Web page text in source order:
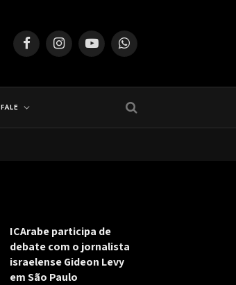
FacebookInstagramYouTubeWhatsApp
FALE
ICArabe participa de
debate com o jornalista
israelense Gideon Levy
em São Paulo